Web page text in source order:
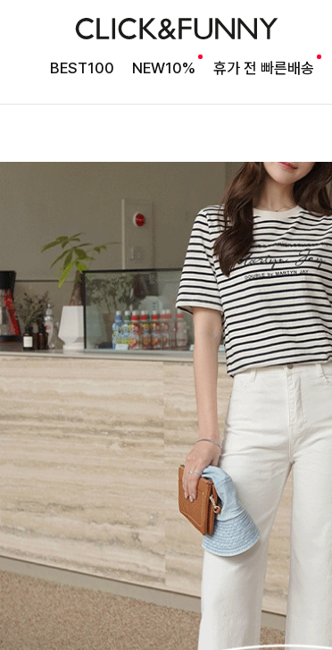
BEST100 NEW10% 휴가 전 빠른배송